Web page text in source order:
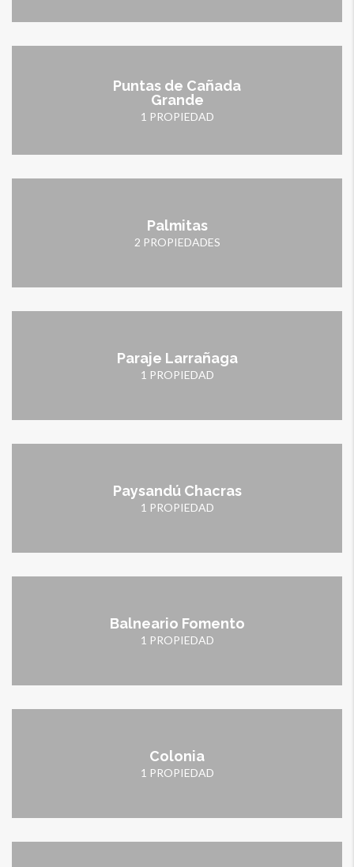
Puntas de Cañada
Grande
1 PROPIEDAD
Palmitas
2 PROPIEDADES
Paraje Larrañaga
1 PROPIEDAD
Paysandú Chacras
1 PROPIEDAD
Balneario Fomento
1 PROPIEDAD
Colonia
1 PROPIEDAD